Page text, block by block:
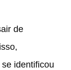
de
identificou